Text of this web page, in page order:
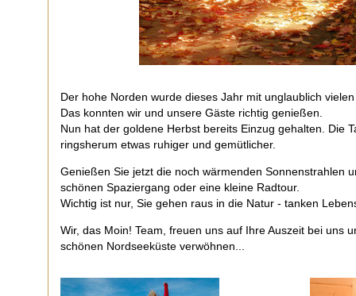
Der hohe Norden wurde dieses Jahr mit unglaublich
Das konnten wir und unsere Gäste richtig genießen.
Nun hat der goldene Herbst bereits Einzug gehalten. Die
ringsherum etwas ruhiger und gemütlicher.
Genießen Sie jetzt die noch wärmenden Sonnenstrahlen
schönen Spaziergang oder eine kleine Radtour.
Wichtig ist nur, Sie gehen raus in die Natur - tanken
Wir, das Moin! Team, freuen uns auf Ihre Auszeit bei uns
schönen Nordseeküste verwöhnen...